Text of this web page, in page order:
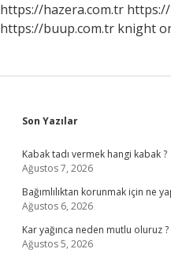
https://hazera.com.tr
https://buup.com.tr knight
Sidebar
Son Yazılar
Kabak tadı vermek hangi kabak ?
Ağustos 7, 2026
Bağımlılıktan korunmak için ne
Ağustos 6, 2026
Kar yağınca neden mutlu oluruz ?
Ağustos 5, 2026